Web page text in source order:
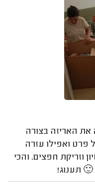
את האריזה בצורה
פרט ואפילו עזרה
וזריקת חפצים. והכי
🙂 תענוג!